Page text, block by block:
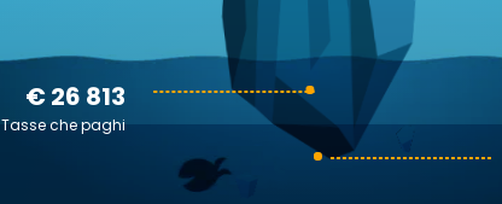
€ 26 813
Tasse che paghi